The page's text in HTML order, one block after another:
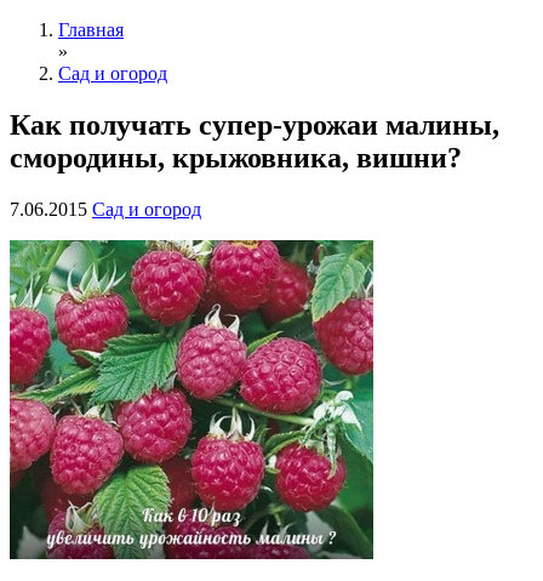
Главная
»
Сад и огород
Как получать супер-урожаи малины,
смородины, крыжовника, вишни?
7.06.2015 Сад и огород